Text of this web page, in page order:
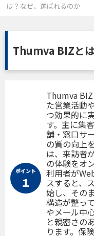
は？なぜ、選ばれるのか
Thumva BIZと
ポイント
１
Thumva
た営業活動
つ効果的に
す。主に集
舗・窓口サ
の質の向上
は、来訪者
の体験をオ
利用者が
スすると、
始し、その
構造が整っ
やメール中
と親密さの
ります。保